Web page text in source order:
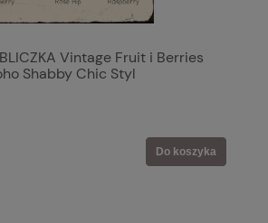
Vintage Fruit i Berries
Shabby Chic Styl
Do koszyka